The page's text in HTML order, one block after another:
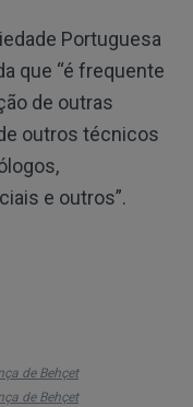
Portuguesa
que “é frequente
de outras
outros técnicos
e outros”.
de Behçet
de Behçet